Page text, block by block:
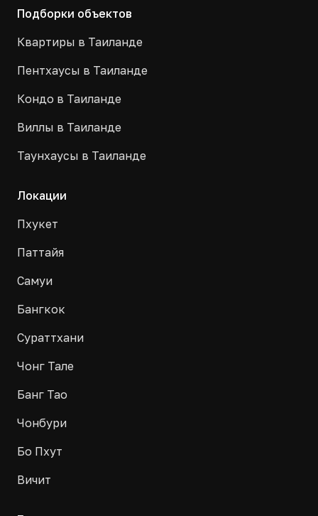
Подборки объектов
Квартиры в Таиланде
Пентхаусы в Таиланде
Кондо в Таиланде
Виллы в Таиланде
Таунхаусы в Таиланде
Локации
Пхукет
Паттайя
Самуи
Бангкок
Сураттхани
Чонг Тале
Банг Тао
Чонбури
Бо Пхут
Вичит